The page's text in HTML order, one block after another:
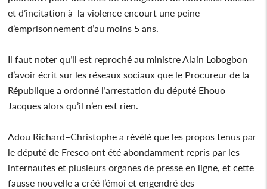
et d’incitation à la violence encourt une peine
d’emprisonnement d’au moins 5 ans.
Il faut noter qu’il est reproché au ministre Alain Lobogbon
d’avoir écrit sur les réseaux sociaux que le Procureur de la
République a ordonné l’arrestation du député Ehouo
Jacques alors qu’il n’en est rien.
Adou Richard–Christophe a révélé que les propos tenus par
le député de Fresco ont été abondamment repris par les
internautes et plusieurs organes de presse en ligne, et cette
fausse nouvelle a créé l’émoi et engendré des